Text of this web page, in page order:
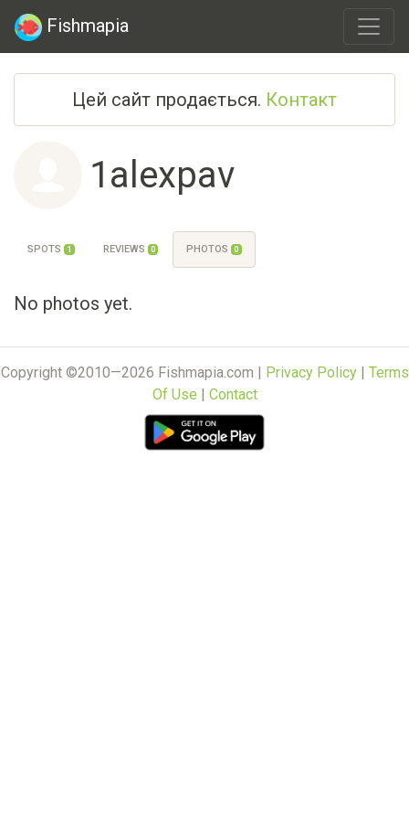
Fishmapia
Цей сайт продається. Контакт
1alexpav
SPOTS 1 REVIEWS 0 PHOTOS 0
No photos yet.
Copyright ©2010—2026 Fishmapia.com | Privacy Policy| Terms
Of Use | Contact